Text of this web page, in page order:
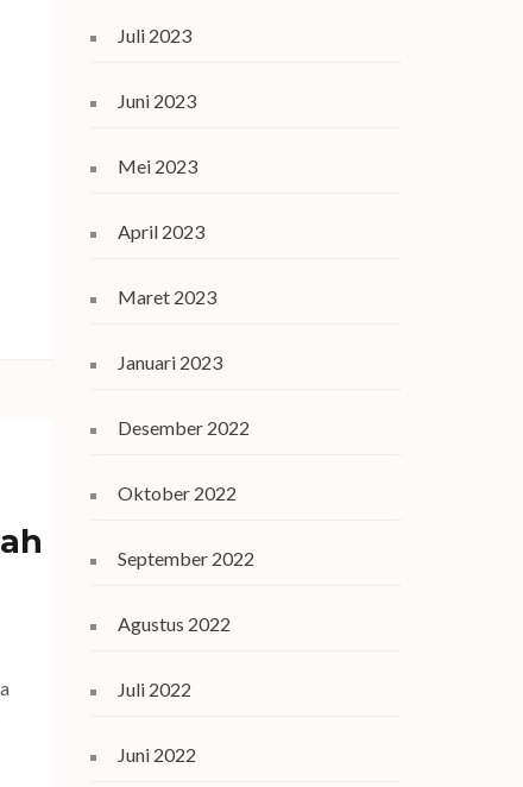
Juli 2023
Juni 2023
Mei 2023
April 2023
Maret 2023
Januari 2023
Desember 2022
Oktober 2022
September 2022
Agustus 2022
Juli 2022
Juni 2022